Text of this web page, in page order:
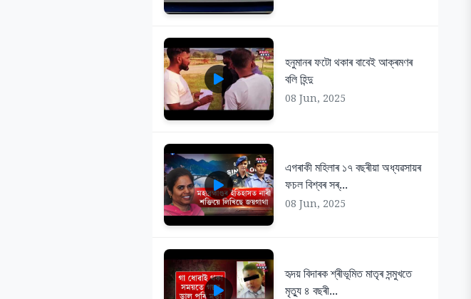
হনুমানৰ ফটো থকাৰ বাবেই আক্ৰমণৰ
বলি হিন্দু
08 Jun, 2025
এগৰাকী মহিলাৰ ১৭ বছৰীয়া অধ্যৱসায়ৰ
ফচল বিশ্বৰ সৰ্...
08 Jun, 2025
হৃদয় বিদাৰক শ্ৰীভূমিত মাতৃৰ সন্মুখতে
মৃত্যু ৪ বছৰী...